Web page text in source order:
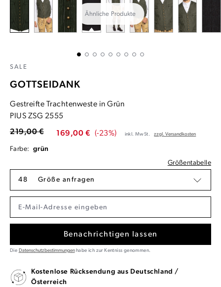
Ähnliche Produkte
SALE
GOTTSEIDANK
Gestreifte Trachtenweste in Grün
PIUS ZSG 2555
169,00 € (-23%)
219,00 € inkl. MwSt. zzgl. Versandkosten
Farbe: grün
Größentabelle
48 Größe anfragen
Benachrichtigen lassen
Die Datenschutzbestimmungenhabe ich zur Kentniss genommen.
Kostenlose Rücksendung aus Deutschland /
Österreich